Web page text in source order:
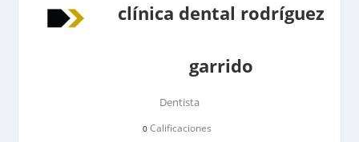
clínica dental rodríguez
garrido
Dentista
0 Calificaciones